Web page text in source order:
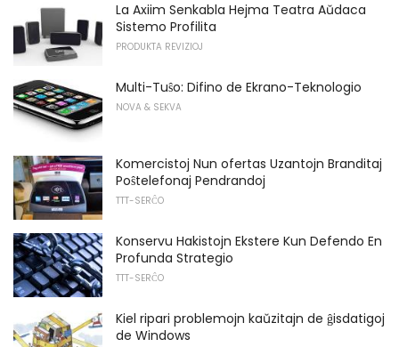
La Axiim Senkabla Hejma Teatra Aŭdaca
Sistemo Profilita
PRODUKTA REVIZIOJ
Multi-Tuŝo: Difino de Ekrano-Teknologio
NOVA & SEKVA
Komercistoj Nun ofertas Uzantojn Branditaj
Poŝtelefonaj Pendrandoj
TTT-SERĈO
Konservu Hakistojn Ekstere Kun Defendo En
Profunda Strategio
TTT-SERĈO
Kiel ripari problemojn kaŭzitajn de ĝisdatigoj
de Windows